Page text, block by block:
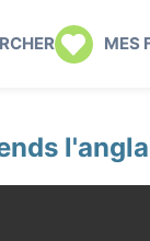
MES